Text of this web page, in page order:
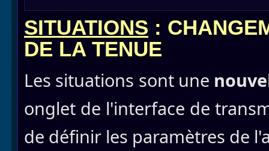
SITUATIONS :
DE LA TENUE
Les situations sont une
onglet de l'interface de
de définir les paramètres de